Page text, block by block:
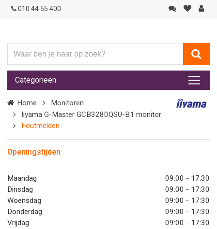
010 44 55 400
ben
je
naar
op
zoek?
Categorieën
Home
Monitoren
Iiyama G-Master GCB3280QSU-B1 monitor
Foutmelden
Openingstijden
Maandag
09:00 - 17:30
Dinsdag
09:00 - 17:30
Woensdag
09:00 - 17:30
Donderdag
09:00 - 17:30
Vrijdag
09:00 - 17:30